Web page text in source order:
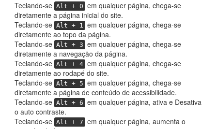
Teclando-se Alt + 0 em qualquer página, chega-se
diretamente a página inicial do site.
Teclando-se Alt + 1 em qualquer página, chega-se
diretamente ao topo da página.
Teclando-se Alt + 3 em qualquer página, chega-se
diretamente a navegação da página.
Teclando-se Alt + 4 em qualquer página, chega-se
diretamente ao rodapé do site.
Teclando-se Alt + 5 em qualquer página, chega-se
diretamente a página de conteúdo de acessibilidade.
Teclando-se Alt + 6 em qualquer página, ativa e Desativa
o auto contraste.
Teclando-se Alt + 7 em qualquer página, aumenta o